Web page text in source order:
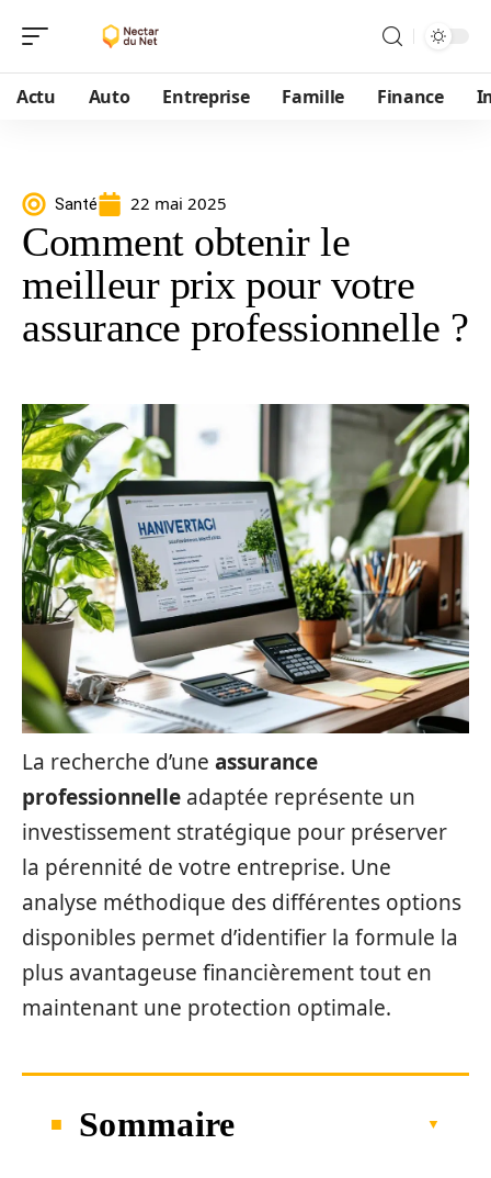
Actu Auto Entreprise Famille Finance
Santé 22 mai 2025
Comment obtenir le
meilleur prix pour votre
assurance professionnelle ?
La recherche d’une assurance
professionnelle adaptée représente un
investissement stratégique pour préserver
la pérennité de votre entreprise. Une
analyse méthodique des différentes options
disponibles permet d’identifier la formule la
plus avantageuse financièrement tout en
maintenant une protection optimale.
Sommaire